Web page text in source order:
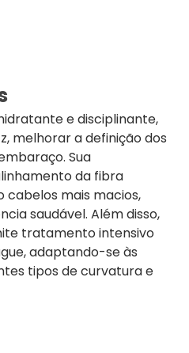
e disciplinante,
melhorar a definição dos
Sua
da fibra
mais macios,
saudável. Além disso,
tratamento intensivo
adaptando-se às
tipos de curvatura e